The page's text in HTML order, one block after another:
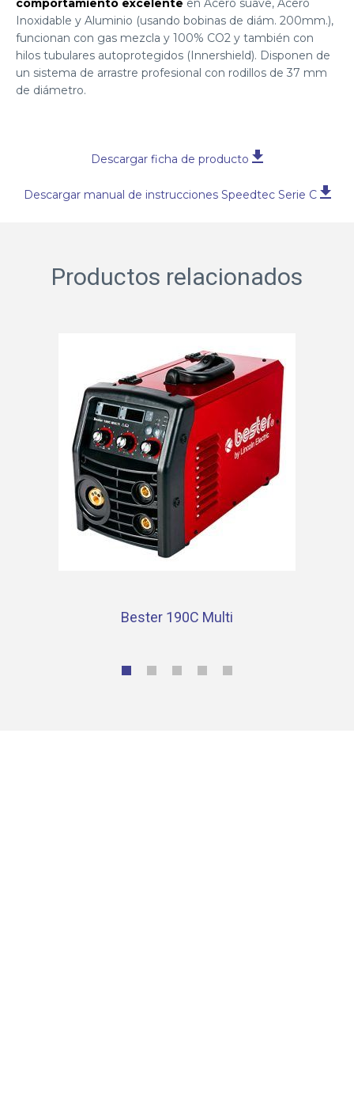
comportamiento excelente en Acero suave, Acero
Inoxidable y Aluminio (usando bobinas de diám. 200mm.),
funcionan con gas mezcla y 100% CO2 y también con
hilos tubulares autoprotegidos (Innershield). Disponen de
un sistema de arrastre profesional con rodillos de 37 mm
de diámetro.
Descargar ficha de producto
Descargar manual de instrucciones Speedtec Serie C
Productos relacionados
Bester 190C Multi